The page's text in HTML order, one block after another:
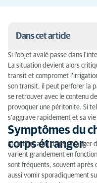
Dans cet article
Symptômes du
Que peut-on faire
corps étranger ?
Quand consulter un
Diagnostic
Traitement par le
un corps étranger
Si l'objet avalé passe dans
La situation devient alors
transit et compromet
son transit, il peut perforer la
se retrouver avec le contenu
provoquer une péritonite. Si
s'aggrave rapidement et sa
Symptômes du
corps étranger
Si un chat a un corps étranger
varient grandement en
sont fréquents, souvent après
aussi vomir sporadiquement